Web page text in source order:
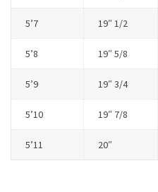
5’7 19″ 1/2
5’8 19″ 5/8
5’9 19″ 3/4
5’10 19″ 7/8
5’11 20″